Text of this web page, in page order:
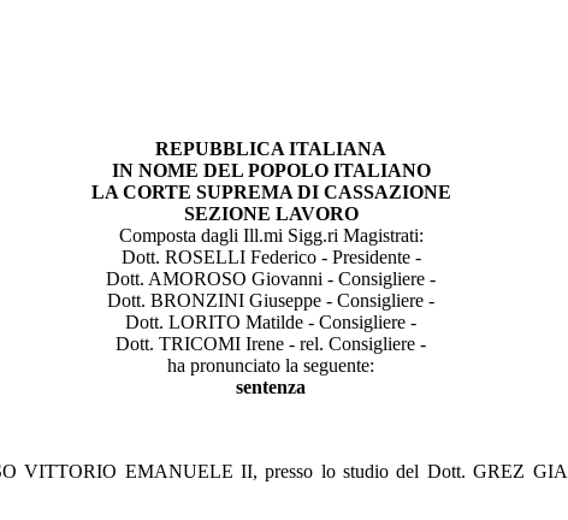
REPUBBLICA ITALIANA
IN NOME DEL POPOLO ITALIANO
LA CORTE SUPREMA DI CASSAZIONE
SEZIONE LAVORO
Composta dagli Ill.mi Sigg.ri Magistrati:
Dott. ROSELLI Federico - Presidente -
Dott. AMOROSO Giovanni - Consigliere -
Dott. BRONZINI Giuseppe - Consigliere -
Dott. LORITO Matilde - Consigliere -
Dott. TRICOMI Irene - rel. Consigliere -
ha pronunciato la seguente:
sentenza
VITTORIO EMANUELE II, presso lo studio del Dott. GREZ